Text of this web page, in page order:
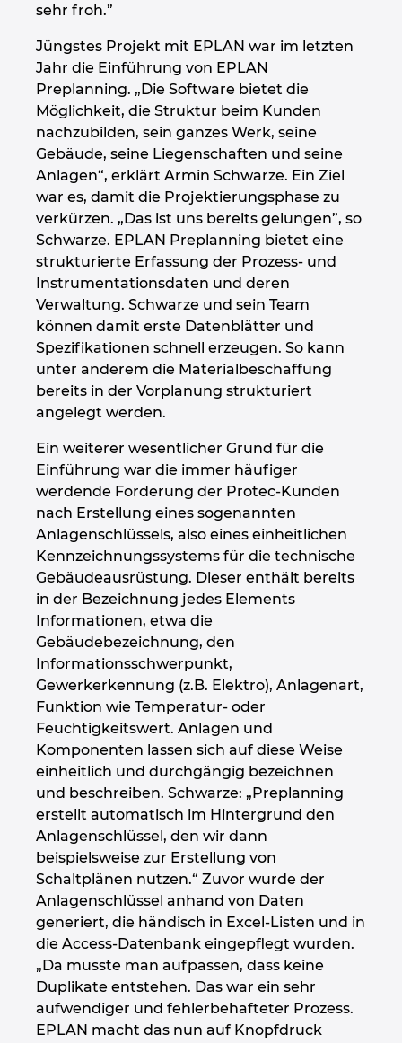
sehr froh.”
Jüngstes Projekt mit EPLAN war im letzten
Jahr die Einführung von EPLAN
Preplanning. „Die Software bietet die
Möglichkeit, die Struktur beim Kunden
nachzubilden, sein ganzes Werk, seine
Gebäude, seine Liegenschaften und seine
Anlagen“, erklärt Armin Schwarze. Ein Ziel
war es, damit die Projektierungsphase zu
verkürzen. „Das ist uns bereits gelungen”, so
Schwarze. EPLAN Preplanning bietet eine
strukturierte Erfassung der Prozess- und
Instrumentationsdaten und deren
Verwaltung. Schwarze und sein Team
können damit erste Datenblätter und
Spezifikationen schnell erzeugen. So kann
unter anderem die Materialbeschaffung
bereits in der Vorplanung strukturiert
angelegt werden.
Ein weiterer wesentlicher Grund für die
Einführung war die immer häufiger
werdende Forderung der Protec-Kunden
nach Erstellung eines sogenannten
Anlagenschlüssels, also eines einheitlichen
Kennzeichnungssystems für die technische
Gebäudeausrüstung. Dieser enthält bereits
in der Bezeichnung jedes Elements
Informationen, etwa die
Gebäudebezeichnung, den
Informationsschwerpunkt,
Gewerkerkennung (z.B. Elektro), Anlagenart,
Funktion wie Temperatur- oder
Feuchtigkeitswert. Anlagen und
Komponenten lassen sich auf diese Weise
einheitlich und durchgängig bezeichnen
und beschreiben. Schwarze: „Preplanning
erstellt automatisch im Hintergrund den
Anlagenschlüssel, den wir dann
beispielsweise zur Erstellung von
Schaltplänen nutzen.“ Zuvor wurde der
Anlagenschlüssel anhand von Daten
generiert, die händisch in Excel-Listen und in
die Access-Datenbank eingepflegt wurden.
„Da musste man aufpassen, dass keine
Duplikate entstehen. Das war ein sehr
aufwendiger und fehlerbehafteter Prozess.
EPLAN macht das nun auf Knopfdruck